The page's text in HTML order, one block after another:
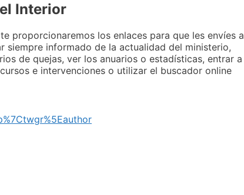
Interior
proporcionaremos los enlaces para que les envíes a
siempre informado de la actualidad del ministerio,
de quejas, ver los anuarios o estadísticas, entrar a
e intervenciones o utilizar el buscador online